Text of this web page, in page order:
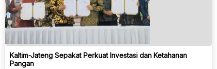
Kaltim-Jateng Sepakat Perkuat Investasi dan Ketahanan
Pangan